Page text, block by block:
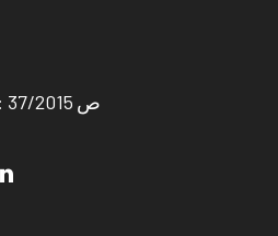
Numéro de dépôt légal : ص 37/2015